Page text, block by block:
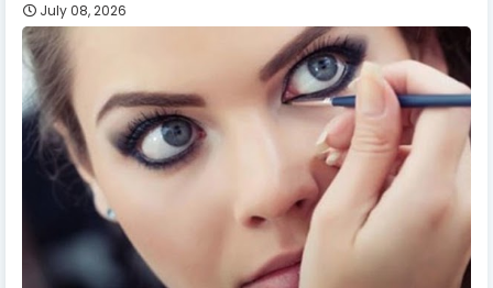
July 08, 2026